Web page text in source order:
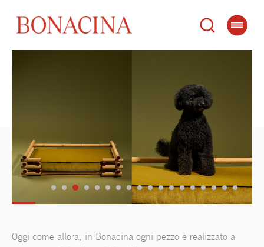
Oggi come allora, in Bonacina ogni pezzo è realizzato a